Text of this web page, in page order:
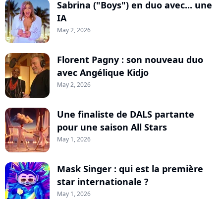
Sabrina ("Boys") en duo avec... une
IA
May 2, 2026
Florent Pagny : son nouveau duo
avec Angélique Kidjo
May 2, 2026
Une finaliste de DALS partante
pour une saison All Stars
May 1, 2026
Mask Singer : qui est la première
star internationale ?
May 1, 2026